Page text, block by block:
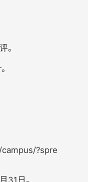
。
?spre
31日。